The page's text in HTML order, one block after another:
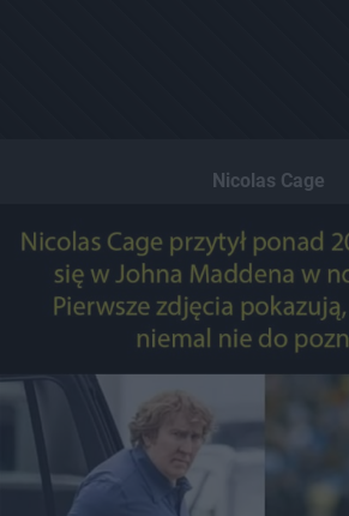
Nicolas Cage